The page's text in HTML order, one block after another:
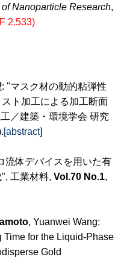
Nanoparticle Research,
2.533)
: "マスク材の動的粘弾性
ト加工による加工断面
／建築・環境学会 研究
[abstract]
流体デバイスを用いた有
工業材料, Vol.70 No.1,
, Yuanwei Wang:
for the Liquid-Phase
Gold